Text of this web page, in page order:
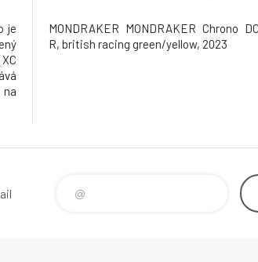
je
MONDRAKER MONDRAKER Chrono DC
R, british racing green/yellow, 2023